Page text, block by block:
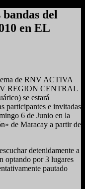
del
en EL
de RNV ACTIVA
REGION CENTRAL
se estará
participantes e invitadas
6 de Junio en la
de Maracay a partir de
detenidamente a
optando por 3 lugares
pautado